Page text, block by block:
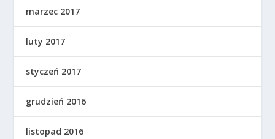
marzec 2017
luty 2017
styczeń 2017
grudzień 2016
listopad 2016